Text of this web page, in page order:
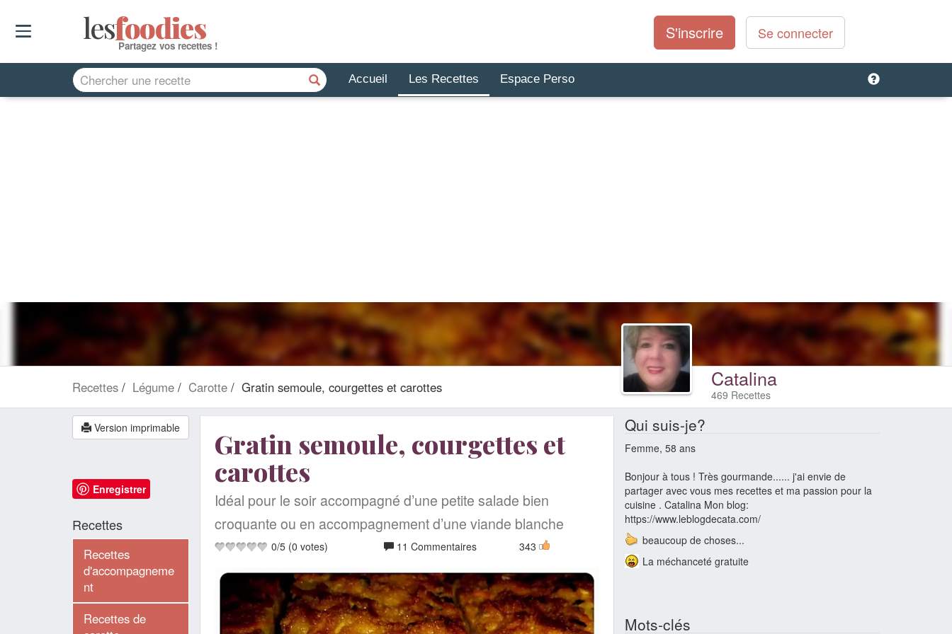
lesfoodies
Partagez vos recettes !
S'inscrire Se connecter
Accueil Les Recettes Espace Perso
Recettes Légume Carotte Gratin semoule, courgettes et carottes Catalina
469 Recettes
Gratin semoule, courgettes et
carottes
Idéal pour le soir accompagné d’une petite salade bien
croquante ou en accompagnement d’une viande blanche
0/5 (0 votes) 11 Commentaires 343
Version imprimable
Enregistrer
Recettes
Recettes
d'accompagneme
nt
Recettes de
Qui suis-je?
Femme, 58 ans
Bonjour à tous ! Très gourmande...... j'ai envie de
partager avec vous mes recettes et ma passion pour la
cuisine . Catalina Mon blog:
https://www.leblogdecata.com/
beaucoup de choses...
La méchanceté gratuite
Mots-clés